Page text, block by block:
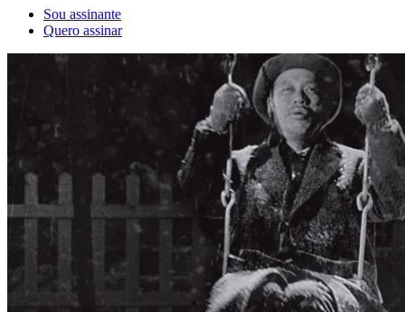
Sou assinante
Quero assinar